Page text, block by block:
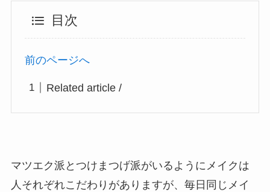
目次
前のページへ
Related article /
マツエク派とつけまつげ派がいるようにメイクは
人それぞれこだわりがありますが、毎日同じメイ